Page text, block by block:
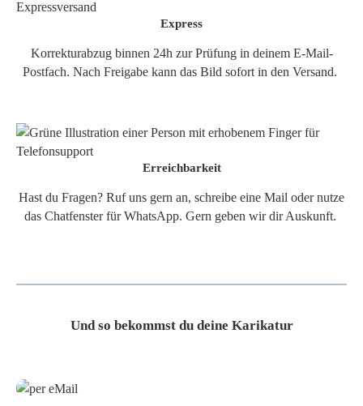
Express
Korrekturabzug binnen 24h zur Prüfung in deinem E-Mail-
Postfach. Nach Freigabe kann das Bild sofort in den Versand.
Erreichbarkeit
Hast du Fragen? Ruf uns gern an, schreibe eine Mail oder nutze
das Chatfenster für WhatsApp. Gern geben wir dir Auskunft.
Und so bekommst du deine Karikatur